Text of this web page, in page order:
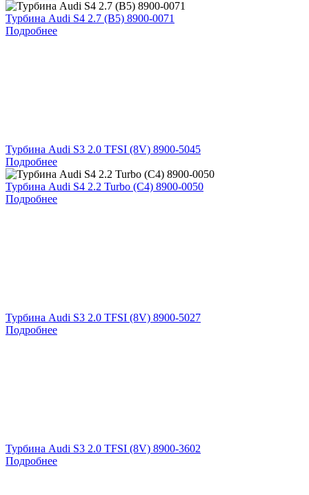
Турбина Audi S4 2.7 (B5) 8900-0071
Подробнее
Турбина Audi S3 2.0 TFSI (8V) 8900-5045
Подробнее
Турбина Audi S4 2.2 Turbo (C4) 8900-0050
Подробнее
Турбина Audi S3 2.0 TFSI (8V) 8900-5027
Подробнее
Турбина Audi S3 2.0 TFSI (8V) 8900-3602
Подробнее